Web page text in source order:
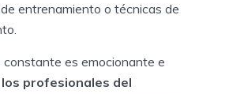
entrenamiento o técnicas de
constante es emocionante e
los profesionales del